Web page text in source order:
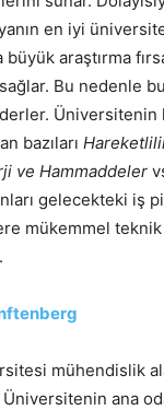
en iyi
büyük araştırma
Bu nedenle
Üniversitenin
bazıları
ve Hammaddeler
gelecekteki iş
mükemmel
mühendislik
ana